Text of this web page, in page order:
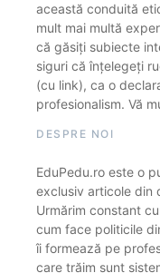
această conduită
mult mai multă
că găsiți subiecte
siguri că înțelegeți
(cu link), ca o
profesionalism. Vă
DESPRE NOI
EduPedu.ro este o
exclusiv articole din
Urmărim constant
cum face politicile
îi formează pe
care trăim sunt